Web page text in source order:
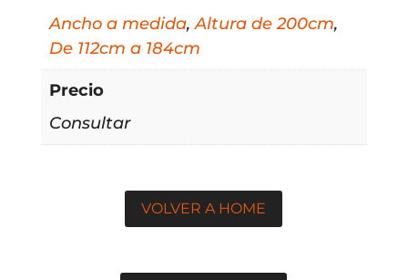
Ancho a medida,Altura de 200cm,
De 112cm a 184cm
Precio
Consultar
VOLVER A HOME